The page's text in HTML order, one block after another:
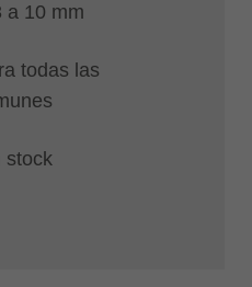
a 10 mm
todas las
stock